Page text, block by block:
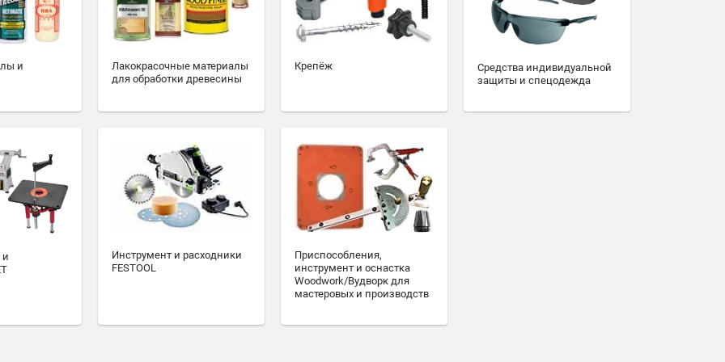
и
Лакокрасочные материалы
для обработки древесины
Крепёж
Средства индивидуальной
защиты и спецодежда
и
Инструмент и расходники
FESTOOL
Приспособления,
инструмент и оснастка
Woodwork/Вудворк для
мастеровых и производств